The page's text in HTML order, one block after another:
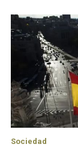
Sociedad